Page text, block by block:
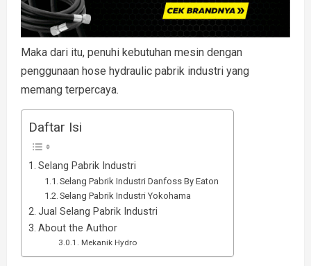
Maka dari itu, penuhi kebutuhan mesin dengan
penggunaan hose hydraulic pabrik industri yang
memang terpercaya.
Daftar Isi
Selang Pabrik Industri
Selang Pabrik Industri Danfoss By Eaton
Selang Pabrik Industri Yokohama
Jual Selang Pabrik Industri
About the Author
Mekanik Hydro